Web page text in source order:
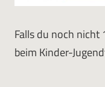
Falls du noch nicht
beim Kinder-